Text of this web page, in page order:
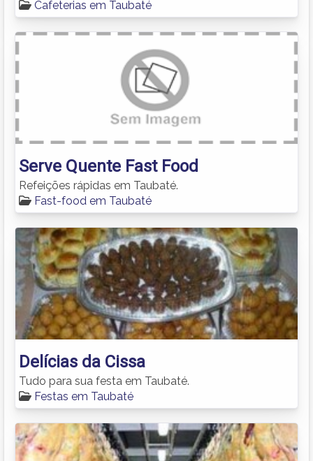
Cafeterias em Taubaté
Serve Quente Fast Food
Refeições rápidas em Taubaté.
Fast-food em Taubaté
Delícias da Cissa
Tudo para sua festa em Taubaté.
Festas em Taubaté